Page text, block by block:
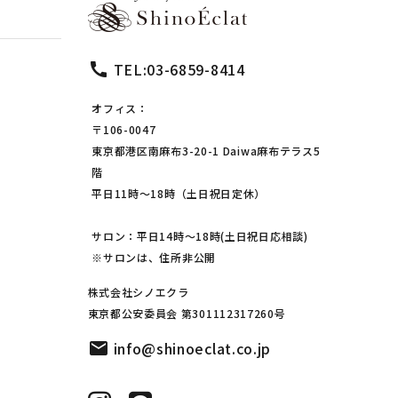
call TEL:03-6859-8414
オフィス：
〒106-0047
東京都港区南麻布3-20-1 Daiwa麻布テラス5
階
平日11時～18時（土日祝日定休）
サロン：平日14時～18時(土日祝日応相談)
※サロンは、住所非公開
株式会社シノエクラ
東京都公安委員会 第301112317260号
mail info@shinoeclat.co.jp